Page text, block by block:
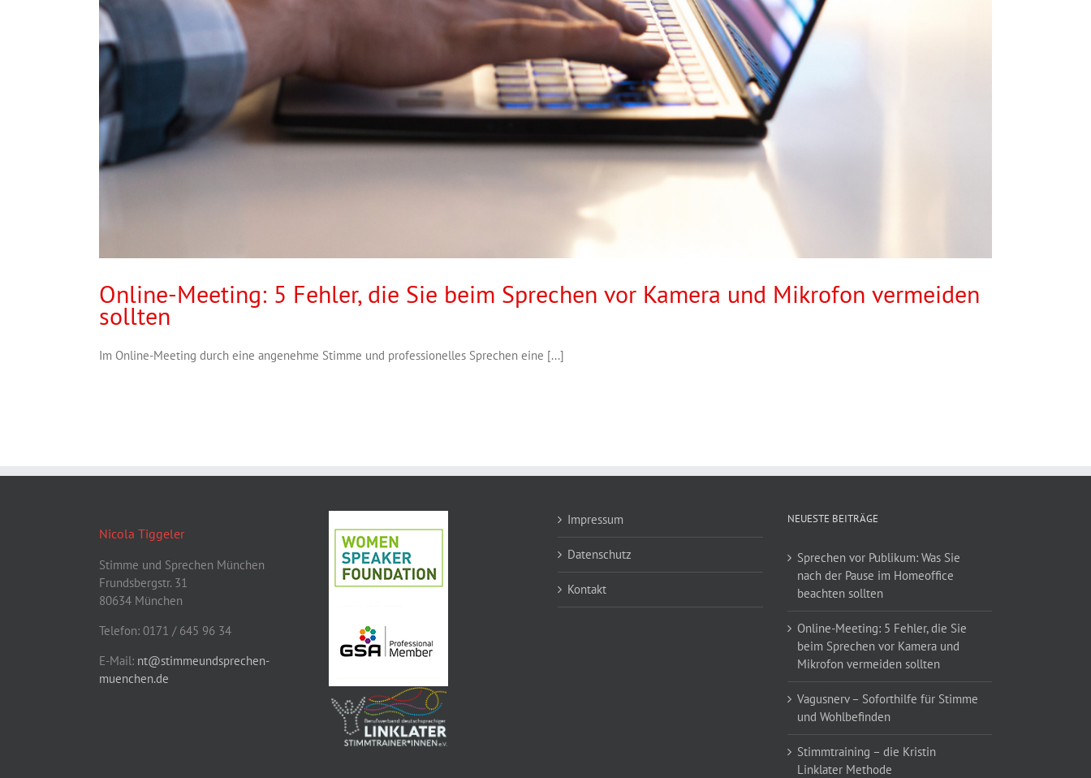
Online-Meeting: 5 Fehler, die Sie beim Sprechen vor Kamera und Mikrofon vermeiden
sollten
Im Online-Meeting durch eine angenehme Stimme und professionelles Sprechen eine [...]
Nicola Tiggeler
Stimme und Sprechen München
Frundsbergstr. 31
80634 München
Telefon: 0171 / 645 96 34
E-Mail: nt@stimmeundsprechen-
muenchen.de
Impressum
Datenschutz
Kontakt
NEUESTE BEITRÄGE
Sprechen vor Publikum: Was Sie
nach der Pause im Homeoffice
beachten sollten
Online-Meeting: 5 Fehler, die Sie
beim Sprechen vor Kamera und
Mikrofon vermeiden sollten
Vagusnerv – Soforthilfe für Stimme
und Wohlbefinden
Stimmtraining – die Kristin
Linklater Methode